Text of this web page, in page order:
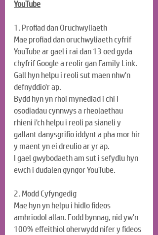
YouTube
1. Profiad dan Oruchwyliaeth
Mae profiad dan oruchwyliaeth cyfrif
YouTube ar gael i rai dan 13 oed gyda
chyfrif Google a reolir gan Family Link.
Gall hyn helpu i reoli sut maen nhw'n
defnyddio'r ap.
Bydd hyn yn rhoi mynediad i chi i
osodiadau cynnwys a rheolaethau
rhieni i'ch helpu i reoli pa sianeli y
gallant danysgrifio iddynt a pha mor hir
y maent yn ei dreulio ar yr ap.
I gael gwybodaeth am sut i sefydlu hyn
ewch i dudalen gyngor YouTube.
2. Modd Cyfyngedig
Mae hyn yn helpu i hidlo fideos
amhriodol allan. Fodd bynnag, nid yw'n
100% effeithiol oherwydd nifer y fideos